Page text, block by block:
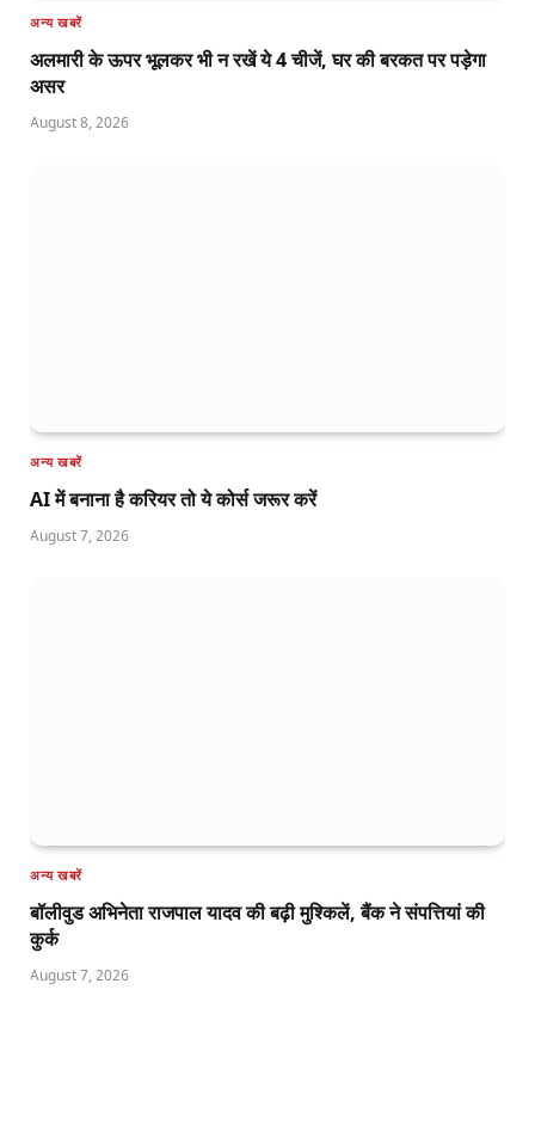
अन्य खबरें
अलमारी के ऊपर भूलकर भी न रखें ये 4 चीजें, घर की बरकत पर पड़ेगा
असर
August 8, 2026
अन्य खबरें
AI में बनाना है करियर तो ये कोर्स जरूर करें
August 7, 2026
अन्य खबरें
बॉलीवुड अभिनेता राजपाल यादव की बढ़ी मुश्किलें, बैंक ने संपत्तियां की
कुर्क
August 7, 2026